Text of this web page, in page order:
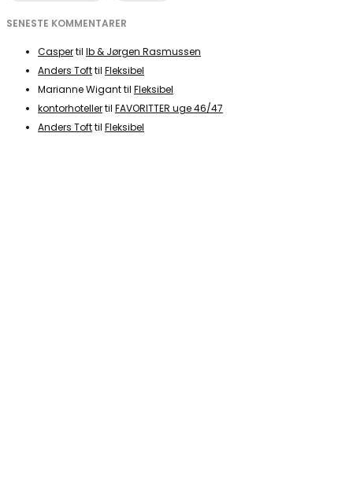
SENESTE KOMMENTARER
Caspertil Ib & Jørgen Rasmussen
Anders Tofttil Fleksibel
Marianne Wiganttil Fleksibel
kontorhotellertil FAVORITTER uge 46/47
Anders Tofttil Fleksibel